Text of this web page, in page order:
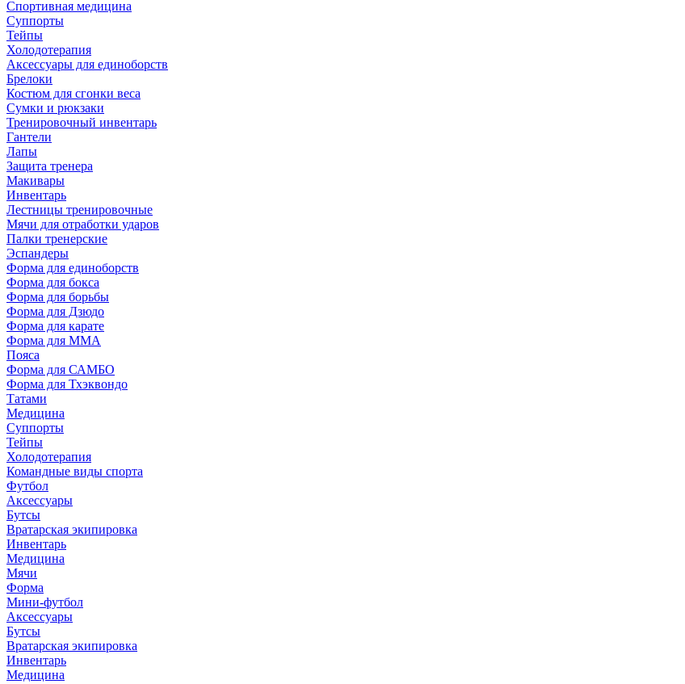
Спортивная медицина
Суппорты
Тейпы
Холодотерапия
Аксессуары для единоборств
Брелоки
Костюм для сгонки веса
Сумки и рюкзаки
Тренировочный инвентарь
Гантели
Лапы
Защита тренера
Макивары
Инвентарь
Лестницы тренировочные
Мячи для отработки ударов
Палки тренерские
Эспандеры
Форма для единоборств
Форма для бокса
Форма для борьбы
Форма для Дзюдо
Форма для карате
Форма для MMA
Пояса
Форма для САМБО
Форма для Тхэквондо
Татами
Медицина
Суппорты
Тейпы
Холодотерапия
Командные виды спорта
Футбол
Аксессуары
Бутсы
Вратарская экипировка
Инвентарь
Медицина
Мячи
Форма
Мини-футбол
Аксессуары
Бутсы
Вратарская экипировка
Инвентарь
Медицина